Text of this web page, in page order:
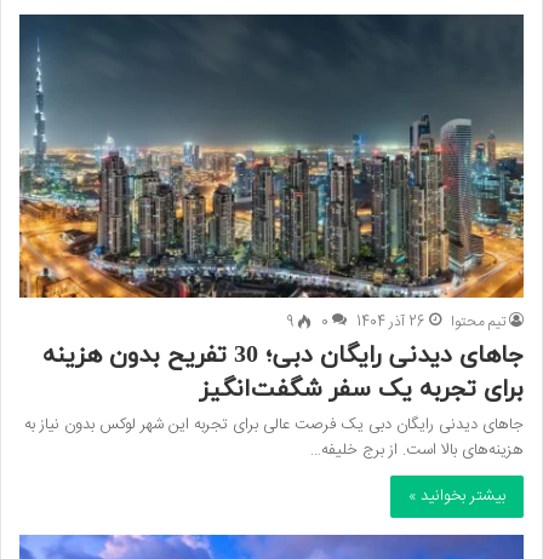
تیم محتوا 26 آذر 1404 0
9
جاهای دیدنی رایگان دبی؛ 30 تفریح بدون هزینه
برای تجربه یک سفر شگفت‌انگیز
جاهای دیدنی رایگان دبی یک فرصت عالی برای تجربه این شهر لوکس بدون نیاز به
هزینه‌های بالا است. از برج خلیفه…
بیشتر بخوانید »